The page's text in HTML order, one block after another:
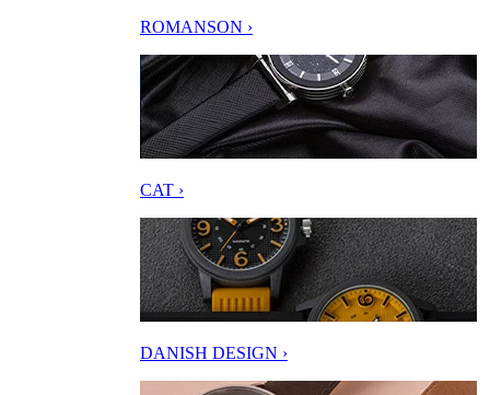
ROMANSON ›
CAT ›
DANISH DESIGN ›